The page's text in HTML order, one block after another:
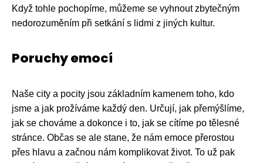
Když tohle pochopíme, můžeme se vyhnout zbytečným
nedorozuměním při setkání s lidmi z jiných kultur.
Poruchy emocí
Naše city a pocity jsou základním kamenem toho, kdo
jsme a jak prožíváme každý den. Určují, jak přemýšlíme,
jak se chováme a dokonce i to, jak se cítíme po tělesné
stránce. Občas se ale stane, že nám emoce přerostou
přes hlavu a začnou nám komplikovat život. To už pak